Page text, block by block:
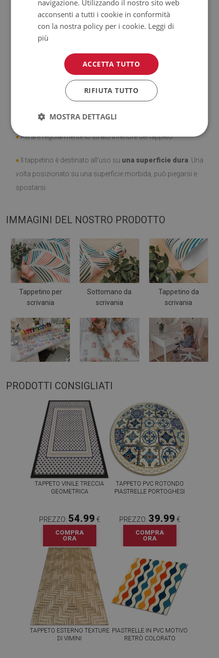
all'acqua.
Si ricorda che i danni causati dall'uso dovuto al trascorrere
del tempo (es. abrasioni) non sono soggetti a reclami.
Come prendersi cura del prodotto?
Pulire con un panno umido —non usare prodotti chimici
♦Aerare regolarmente lo strato inferiore del tappeto.
♦ Il tappetino è destinato all'uso su una superficie dura . Una
volta posizionato su una superficie morbida, può piegarsi e
spostarsi.
IMMAGINI DEL NOSTRO PRODOTTO
Tappetino per
scrivania
Sottomano da
scrivania
Tappetino da
scrivania
PRODOTTI CONSIGLIATI
TAPPETO VINILE TRECCIA
GEOMETRICA
PREZZO: 54.99 €
COMPRA
ORA
TAPPETO PVC ROTONDO
PIASTRELLE PORTOGHESI
PREZZO: 39.99 €
COMPRA
ORA
TAPPETO ESTERNO TEXTURE
DI VIMINI
PIASTRELLE IN PVC MOTIVO
RETRÒ COLORATO
navigazione. Utilizzando il nostro sito web
acconsenti a tutti i cookie in conformità
con la nostra policy per i cookie. Leggi di
più
ACCETTA TUTTO
RIFIUTA TUTTO
MOSTRA DETTAGLI